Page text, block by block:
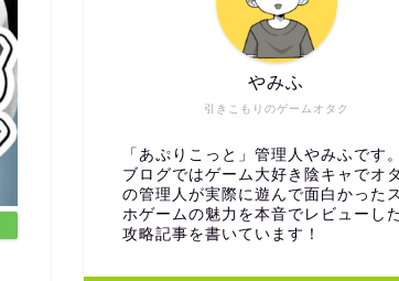
引きこもりのゲームオタク
やみふ
「あぷりこっと」管理人やみふです
ブログではゲーム大好き陰キャでオ
の管理人が実際に遊んで面白かった
ホゲームの魅力を本音でレビューし
攻略記事を書いています！